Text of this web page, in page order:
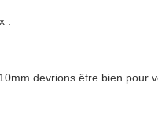
:
devrions être bien pour